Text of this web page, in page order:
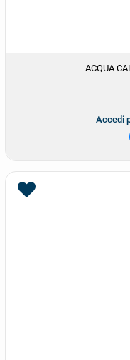
ACQUA
Accedi